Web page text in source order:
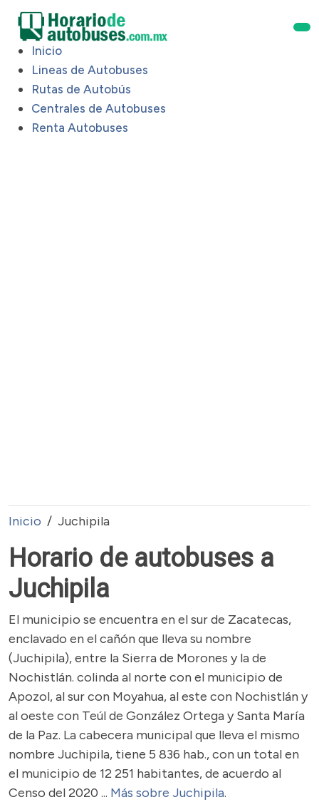
Inicio
Lineas de Autobuses
Rutas de Autobús
Centrales de Autobuses
Renta Autobuses
Inicio Juchipila
Horario de autobuses a
Juchipila
El municipio se encuentra en el sur de Zacatecas,
enclavado en el cañón que lleva su nombre
(Juchipila), entre la Sierra de Morones y la de
Nochistlán. colinda al norte con el municipio de
Apozol, al sur con Moyahua, al este con Nochistlán y
al oeste con Teúl de González Ortega y Santa María
de la Paz. La cabecera municipal que lleva el mismo
nombre Juchipila, tiene 5 836 hab., con un total en
el municipio de 12 251 habitantes, de acuerdo al
Censo del 2020 ... Más sobre Juchipila.